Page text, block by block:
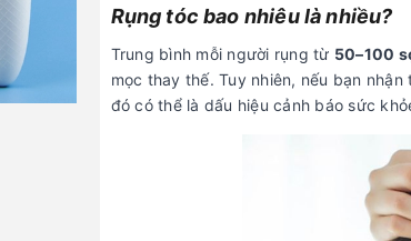
Rụng tóc bao nhiêu là nhiều?
Trung bình mỗi người rụng từ 50–100
mọc thay thế. Tuy nhiên, nếu bạn
đó có thể là dấu hiệu cảnh báo sức